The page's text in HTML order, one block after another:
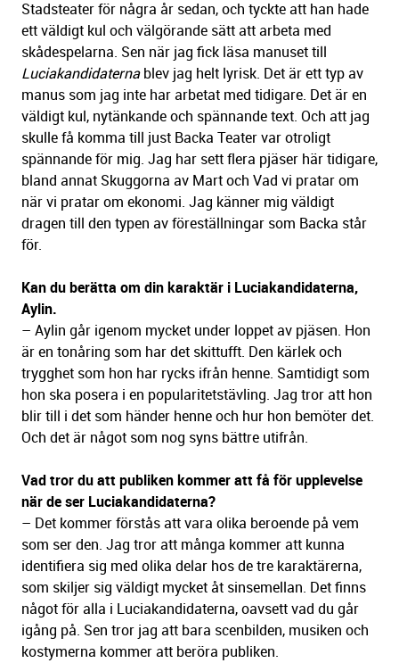
Stadsteater för några år sedan, och tyckte att han hade
ett väldigt kul och välgörande sätt att arbeta med
skådespelarna. Sen när jag fick läsa manuset till
Luciakandidaternablev jag helt lyrisk. Det är ett typ av
manus som jag inte har arbetat med tidigare. Det är en
väldigt kul, nytänkande och spännande text. Och att jag
skulle få komma till just Backa Teater var otroligt
spännande för mig. Jag har sett flera pjäser här tidigare,
bland annat Skuggorna av Mart och Vad vi pratar om
när vi pratar om ekonomi. Jag känner mig väldigt
dragen till den typen av föreställningar som Backa står
för.
Kan du berätta om din karaktär i Luciakandidaterna,
Aylin.
– Aylin går igenom mycket under loppet av pjäsen. Hon
är en tonåring som har det skittufft. Den kärlek och
trygghet som hon har rycks ifrån henne. Samtidigt som
hon ska posera i en popularitetstävling. Jag tror att hon
blir till i det som händer henne och hur hon bemöter det.
Och det är något som nog syns bättre utifrån.
Vad tror du att publiken kommer att få för upplevelse
när de ser Luciakandidaterna?
– Det kommer förstås att vara olika beroende på vem
som ser den. Jag tror att många kommer att kunna
identifiera sig med olika delar hos de tre karaktärerna,
som skiljer sig väldigt mycket åt sinsemellan. Det finns
något för alla i Luciakandidaterna, oavsett vad du går
igång på. Sen tror jag att bara scenbilden, musiken och
kostymerna kommer att beröra publiken.